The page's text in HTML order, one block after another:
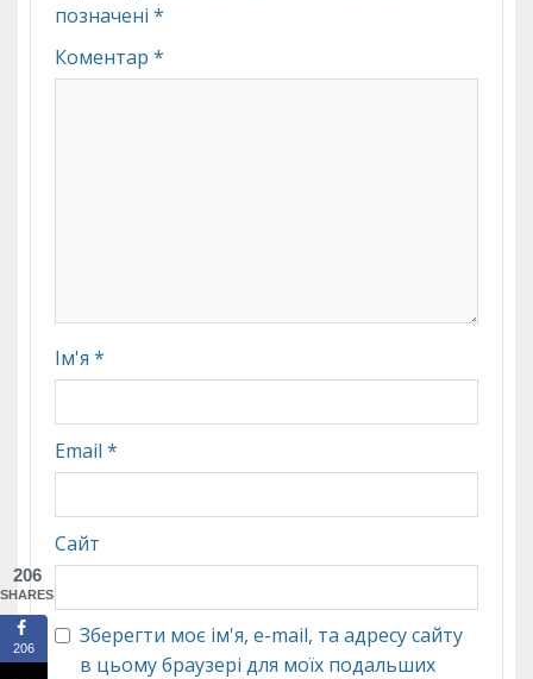
позначені *
Коментар *
Ім'я *
Email *
Сайт
Зберегти моє ім'я, e-mail, та адресу сайту
в цьому браузері для моїх подальших
206
SHARES
206